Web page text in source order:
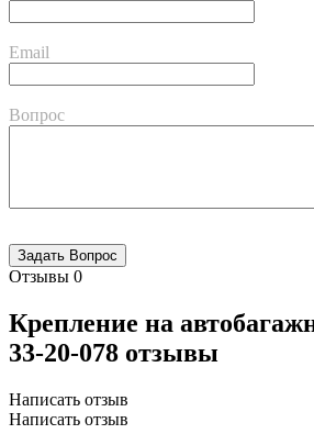
Email
Вопрос
Отзывы 0
Крепление на
33-20-078 отзывы
Написать отзыв
Написать отзыв